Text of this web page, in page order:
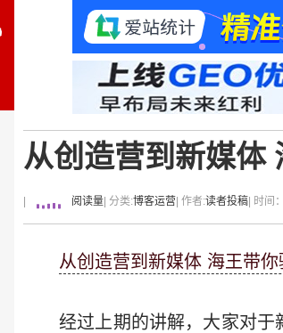
从创造营到新媒体
阅读量 | 分类:博客运营 | 作者:读者投稿 | 时
从创造营到新媒体 海王带
经过上期的讲解，大家对